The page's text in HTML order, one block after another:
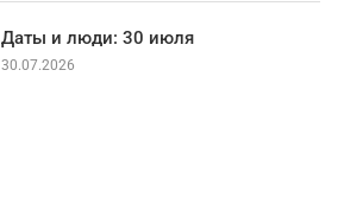
Даты и люди: 30 июля
30.07.2026